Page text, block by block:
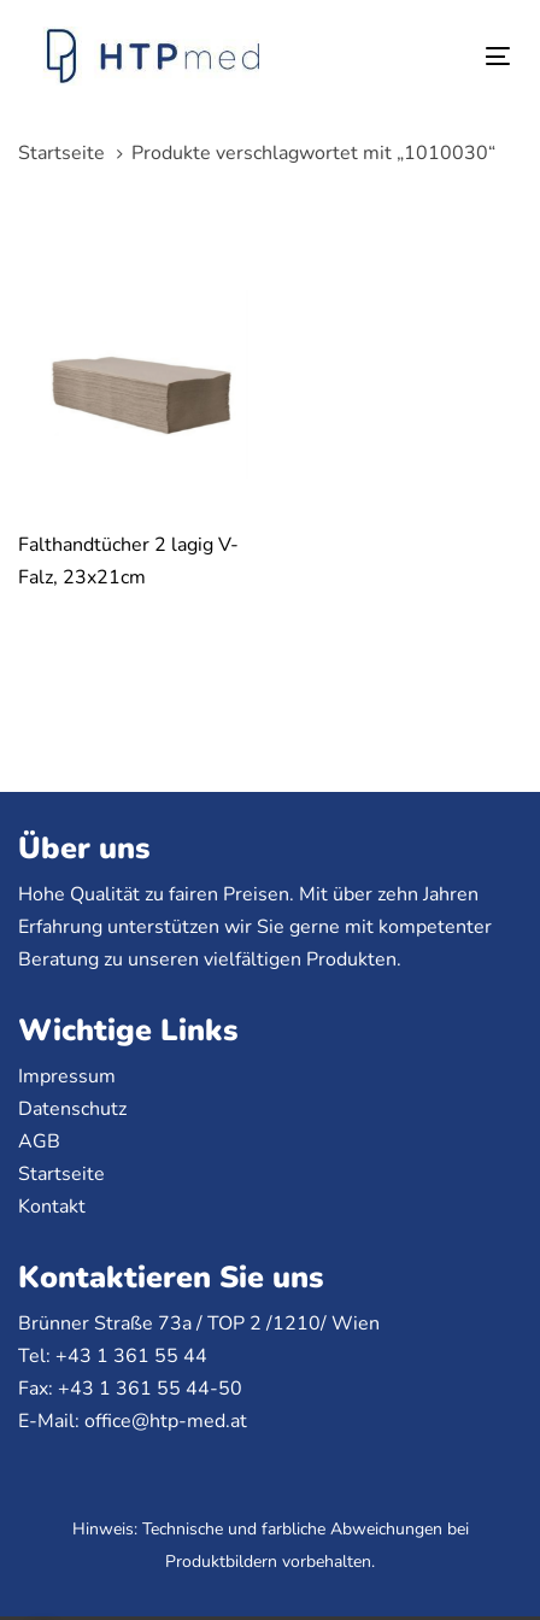
überspringen
springen
Startseite
Produkte verschlagwortet mit „1010030“
Falthandtücher 2 lagig V-
Falz, 23x21cm
Über uns
Hohe Qualität zu fairen Preisen. Mit über zehn Jahren
Erfahrung unterstützen wir Sie gerne mit kompetenter
Beratung zu unseren vielfältigen Produkten.
Wichtige Links
Impressum
Datenschutz
AGB
Startseite
Kontakt
Kontaktieren Sie uns
Brünner Straße 73a /TOP 2 /1210/ Wien
Tel: +43 1 361 55 44
Fax: +43 1 361 55 44-50
E-Mail: office@htp-med.at
Hinweis: Technische und farbliche Abweichungen bei
Produktbildern vorbehalten.